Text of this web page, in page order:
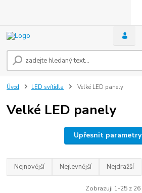
Úvod LED svítidla Velké LED panely
Velké LED panely
Upřesnit parametry
Nejnovější Nejlevnější Nejdražší
Zobrazuji 1-25 z 26